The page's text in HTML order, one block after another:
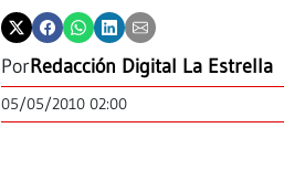
PorRedacción Digital La Estrella
05/05/2010 02:00